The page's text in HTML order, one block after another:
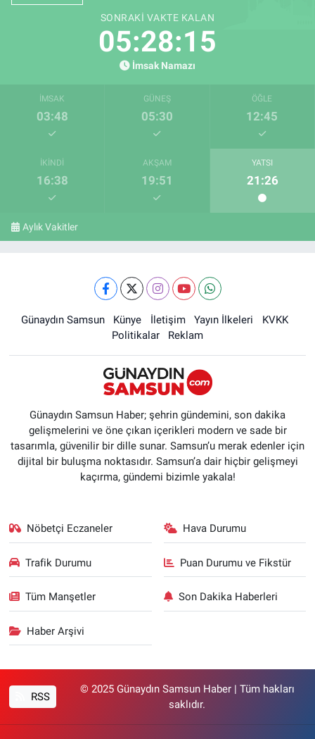
SONRAKI VAKTE KALAN
05:28:14
İmsak Namazı
İMSAK
03:48
GÜNEŞ
05:30
ÖĞLE
12:45
İKINDI
16:38
AKŞAM
19:51
YATSI
21:26
Aylık Vakitler
Günaydın Samsun Künye İletişim Yayın İlkeleri
KVKK
Politikalar
Reklam
Günaydın Samsun Haber; şehrin gündemini, son dakika
gelişmelerini ve öne çıkan içerikleri modern ve sade bir
tasarımla, güvenilir bir dille sunar. Samsun’u merak edenler için
dijital bir buluşma noktasıdır. Samsun’a dair hiçbir gelişmeyi
kaçırma, gündemi bizimle yakala!
Nöbetçi Eczaneler Hava Durumu
Trafik Durumu Puan Durumu ve Fikstür
Tüm Manşetler Son Dakika Haberleri
Haber Arşivi
RSS
© 2025 Günaydın Samsun Haber | Tüm hakları
saklıdır.